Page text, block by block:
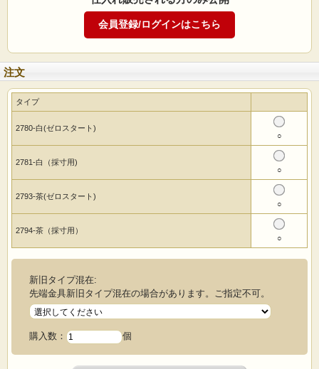
※各タイプでマイナーリニューアルが行われ、弊社在庫分が無くなり次第順次先
います。予めご了承くださいませ。
耐久性100倍の丈夫なメジャー。
150cm
Made in Japan
TAILOR MEASURE
下記の4タイプからお選び下さい。
＜2780 ゼロスタート＞
＜2781 採寸用＞
表面：白色(横目盛)、裏面：白色(縦目盛)
表面：茶色(縦目盛)、裏面：白色(縦目盛)
＜2794 採寸用＞
摩擦でも消えない採寸用メジャー登場
特に工業用検品メジャーに適しています。
日本製の伸び縮みの少ないグラスファイバーをベースにビニール被膜をダブルで
施しより丈夫なメジャーに仕上げました。
2780と2781の違いはメジャー始まり部分に余白があるかないかです。
注文
タイプ
2780-白(ゼロスタート)
○
2781-白（採寸用)
○
2793-茶(ゼロスタート)
○
2794-茶（採寸用）
○
新旧タイプ混在:
先端金具新旧タイプ混在の場合があります。ご指定不可。
購入数： 個